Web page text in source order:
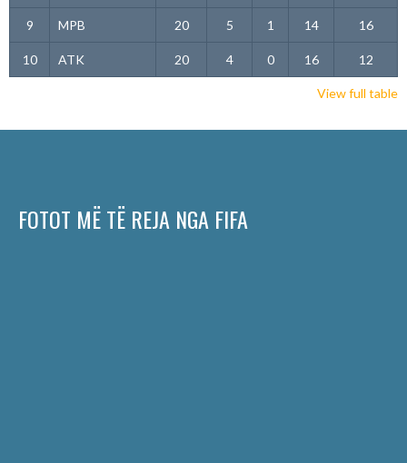
9 MPB 20 5 1 14 16
10 ATK 20 4 0 16 12
View full table
FOTOT MË TË REJA NGA FIFA